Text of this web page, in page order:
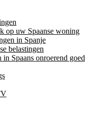
op uw Spaanse woning
in Spanje
belastingen
in Spaans onroerend goed